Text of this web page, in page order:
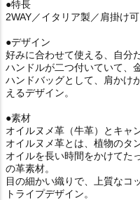
●特長
2WAY／イタリア製／肩掛け可
●デザイン
好みに合わせて使える、自分
ハンドルが二つ付いていて、
ハンドバッグとして、肩かけ
えるデザイン。
●素材
オイルヌメ革（牛革）とキャ
オイルヌメ革とは、植物のタ
オイルを長い時間をかけてた
の革素材。
目の細かい織りで、上質なコ
トライプデザイン。